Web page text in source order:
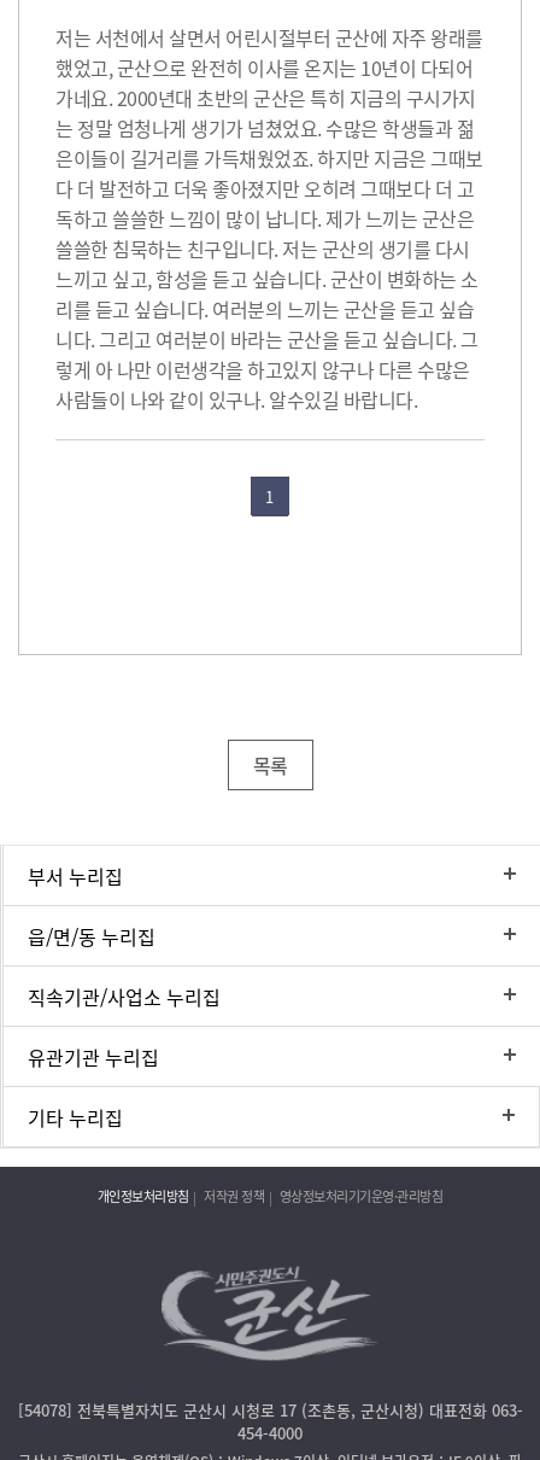
저는 서천에서 살면서 어린시절부터 군산에 자주 왕래를
했었고, 군산으로 완전히 이사를 온지는 10년이 다되어
가네요. 2000년대 초반의 군산은 특히 지금의 구시가지
는 정말 엄청나게 생기가 넘쳤었요. 수많은 학생들과 젊
은이들이 길거리를 가득채웠었죠. 하지만 지금은 그때보
다 더 발전하고 더욱 좋아졌지만 오히려 그때보다 더 고
독하고 쓸쓸한 느낌이 많이 납니다. 제가 느끼는 군산은
쓸쓸한 침묵하는 친구입니다. 저는 군산의 생기를 다시
느끼고 싶고, 함성을 듣고 싶습니다. 군산이 변화하는 소
리를 듣고 싶습니다. 여러분의 느끼는 군산을 듣고 싶습
니다. 그리고 여러분이 바라는 군산을 듣고 싶습니다. 그
렇게 아 나만 이런생각을 하고있지 않구나 다른 수많은
사람들이 나와 같이 있구나. 알수있길 바랍니다.
1
목록
부서 누리집
읍/면/동 누리집
직속기관/사업소 누리집
유관기관 누리집
기타 누리집
개인정보처리방침 저작권 정책 영상정보처리기기운영·관리방침
[54078] 전북특별자치도 군산시 시청로 17 (조촌동, 군산시청) 대표전화 063-
454-4000